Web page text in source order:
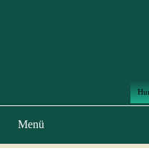
Main
navigation
Menü